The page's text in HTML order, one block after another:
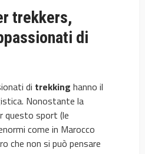
trekkers,
di
di trekking hanno il
Nonostante la
questo sport (le
come in Marocco
che non si può pensare